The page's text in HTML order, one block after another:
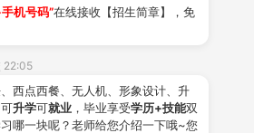
机号码”在线接收【招生简章】，免
22:05
西点西餐、无人机、形象设计、升
升学可就业 ，毕业享受学历+技能双
哪一块呢？老师给您介绍一下哦~您